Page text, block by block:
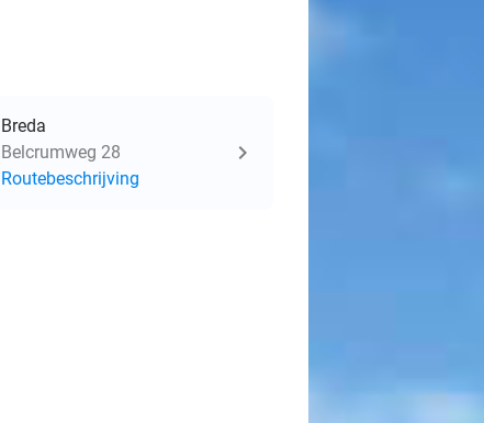
Breda
Belcrumweg 28
Routebeschrijving